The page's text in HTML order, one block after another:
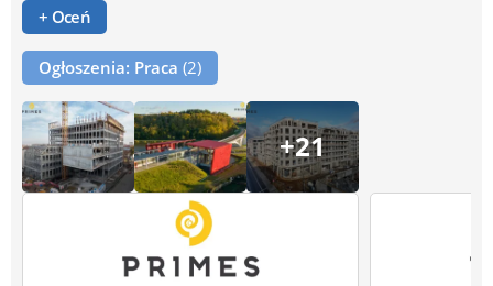
+ Oceń
Ogłoszenia: Praca (2)
+21